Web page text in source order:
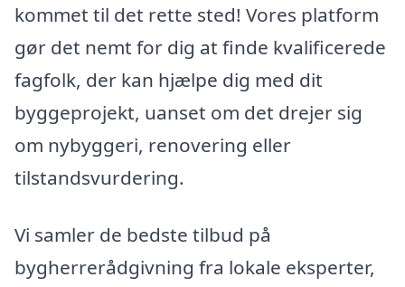
kommet til det rette sted! Vores platform
gør det nemt for dig at finde kvalificerede
fagfolk, der kan hjælpe dig med dit
byggeprojekt, uanset om det drejer sig
om nybyggeri, renovering eller
tilstandsvurdering.
Vi samler de bedste tilbud på
bygherrerådgivning fra lokale eksperter,